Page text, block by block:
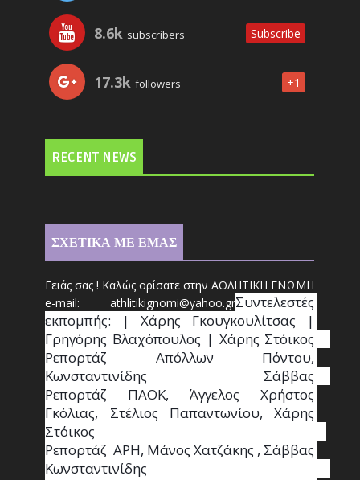
8.6k subscribers Subscribe
17.3k followers +1
RECENT NEWS
ΣΧΕΤΙΚΑ ΜΕ ΕΜΑΣ
Γειάς σας ! Καλώς ορίσατε στην ΑΘΛΗΤΙΚΗ ΓΝΩΜΗ
e-mail: athlitikignomi@yahoo.grΣυντελεστές
εκπομπής: | Χάρης Γκουγκουλίτσας |
Γρηγόρης Βλαχόπουλος | Χάρης Στόικος
Ρεπορτάζ Απόλλων Πόντου,
Κωνσταντινίδης   Σάββας
Ρεπορτάζ ΠΑΟΚ, Άγγελος Χρήστος
Γκόλιας, Στέλιος Παπαντωνίου, Χάρης
Στόικος
Ρεπορτάζ  ΑΡΗ, Μάνος Χατζάκης , Σάββας
Κωνσταντινίδης